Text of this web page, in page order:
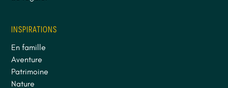
INSPIRATIONS
En famille
Aventure
Patrimoine
Nature